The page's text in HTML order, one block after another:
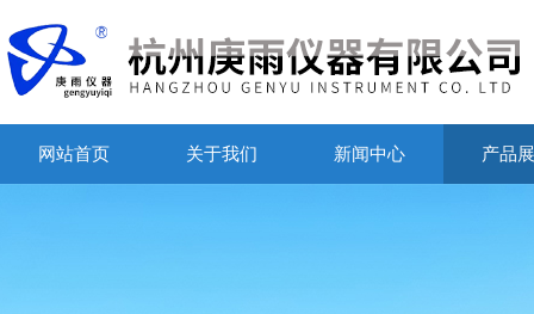
网站首页 关于我们 新闻中心 产品